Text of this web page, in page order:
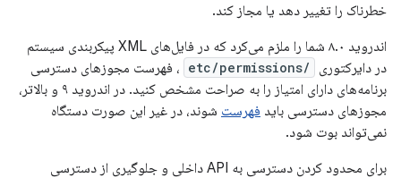
خطرناک را تغییر دهد یا مجاز کند.
اندروید ۸.۰ شما را ملزم می‌کرد که در فایل‌های XML پیکربندی سیستم
در دایرکتوری
/etc/permissions
، فهرست مجوزهای دسترسی
برنامه‌های دارای امتیاز را به صراحت مشخص کنید. در اندروید ۹ و بالاتر،
مجوزهای دسترسی باید فهرست شوند، در غیر این صورت دستگاه
نمی‌تواند بوت شود.
برای محدود کردن دسترسی به API داخلی و جلوگیری از دسترسی